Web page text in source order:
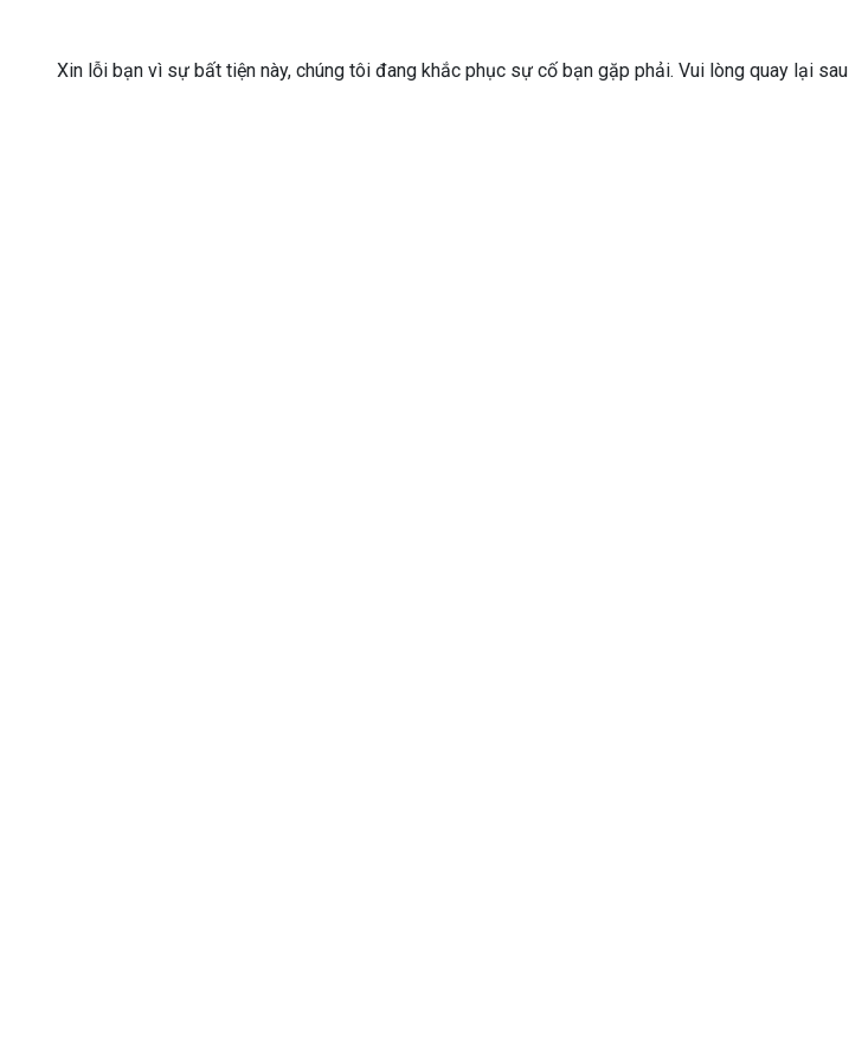
Xin lỗi bạn vì sự bất tiện này, chúng tôi đang khắc phục sự cố bạn gặp phải. Vui lòng quay lại sau